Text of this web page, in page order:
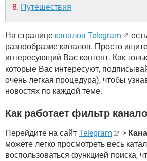
Путешествия
На странице каналов Telegram
разнообразие каналов. Просто
интересующий Вас контент. Как
которые Вас интересуют,
очень легкая процедура), чтобы
новостях по каждой теме.
Как работает фильтр
Перейдите на сайт Telegram >
можете легко просмотреть весь
воспользоваться функцией поиска,